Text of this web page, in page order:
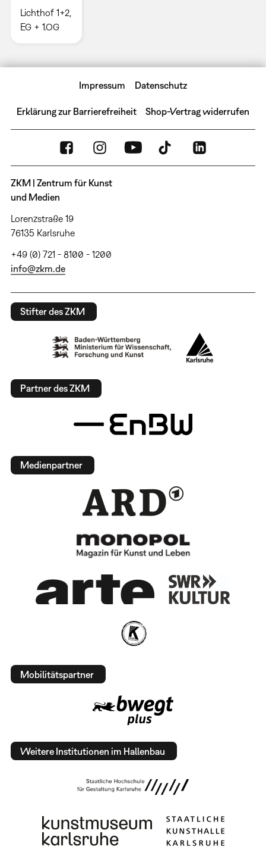
Lichthof 1+2,
EG + 1.OG
Impressum Datenschutz
Erklärung zur Barrierefreiheit Shop-Vertrag widerrufen
ZKM | Zentrum für Kunst
und Medien
Lorenzstraße 19
76135 Karlsruhe
+49 (0) 721 - 8100 - 1200
info@zkm.de
Stifter des ZKM
Partner des ZKM
Medienpartner
Mobilitätspartner
Weitere Institutionen im Hallenbau